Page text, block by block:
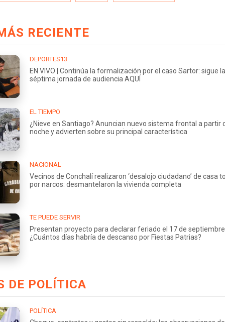
RECIENTE
DEPORTES13
EN VIVO | Continúa la formalización por el caso Sartor: sigue la
séptima jornada de audiencia AQUÍ
EL TIEMPO
¿Nieve en Santiago? Anuncian nuevo sistema frontal a partir
noche y advierten sobre su principal característica
NACIONAL
Vecinos de Conchalí realizaron ‘desalojo ciudadano’ de casa
por narcos: desmantelaron la vivienda completa
TE PUEDE SERVIR
Presentan proyecto para declarar feriado el 17 de
¿Cuántos días habría de descanso por Fiestas Patrias?
DE POLÍTICA
POLÍTICA